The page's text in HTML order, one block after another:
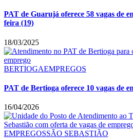
PAT de Guarujá oferece 58 vagas de
feira (19)
18/03/2025
BERTIOGAEMPREGOS
PAT de Bertioga oferece 10 vagas de
16/04/2026
EMPREGOSSÃO SEBASTIÃO